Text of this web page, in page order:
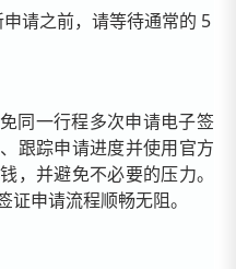
申请之前，请等待通常的 5
同一行程多次申请电子签
跟踪申请进度并使用官方
，并避免不必要的压力。
申请流程顺畅无阻。